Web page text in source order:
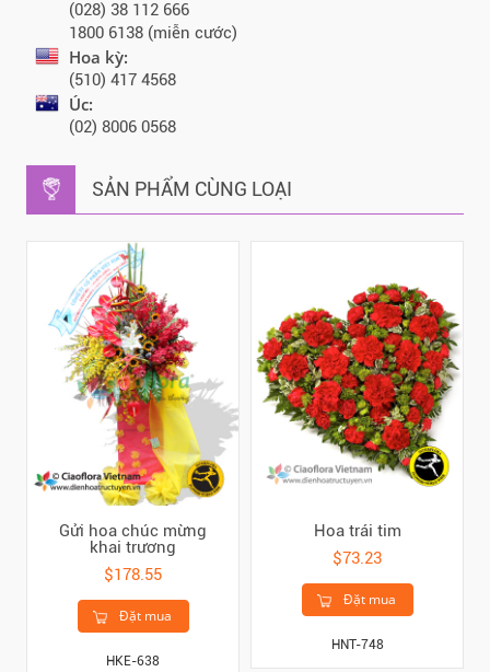
(028) 38 112 666
1800 6138 (miễn cước)
Hoa kỳ:
(510) 417 4568
Úc:
(02) 8006 0568
SẢN PHẨM CÙNG LOẠI
Gửi hoa chúc mừng
khai trương
$178.55
Đặt mua
HKE-638
Hoa trái tim
$73.23
Đặt mua
HNT-748